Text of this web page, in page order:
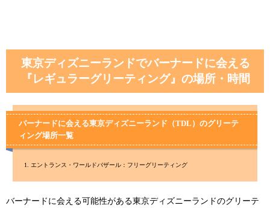
東京ディズニーランドでバーナードに会える
『レギュラーグリーティング』の場所・時間
バーナードに会える東京ディズニーランド（TDL）のグリーテ
ィング場所一覧
エントランス・ワールドバザール：フリーグリーティング
バーナードに会える可能性がある東京ディズニーランドのグリーテ